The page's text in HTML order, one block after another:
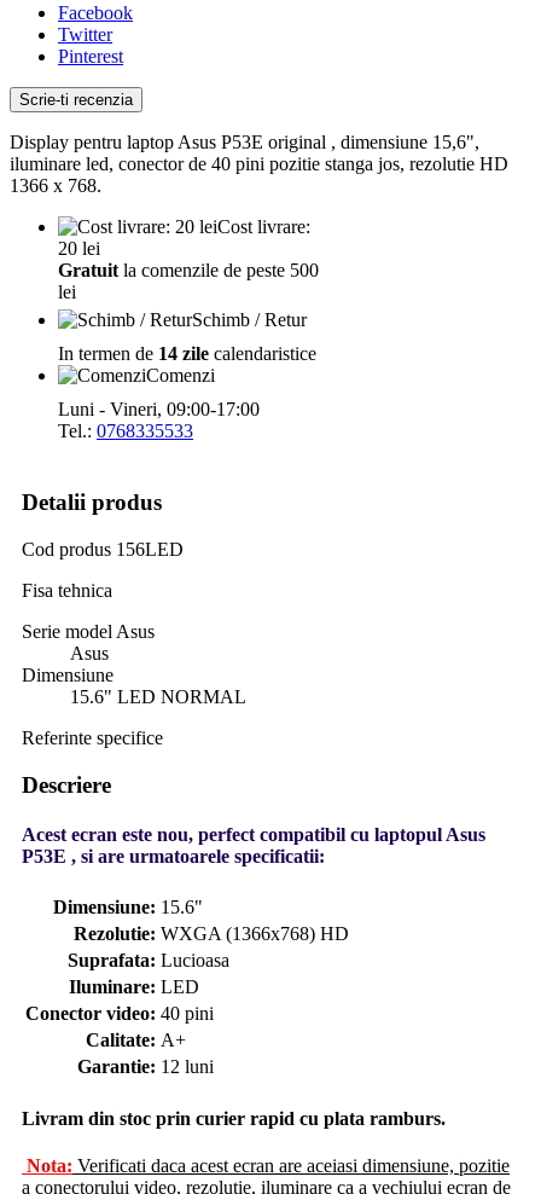
Facebook
Twitter
Pinterest
Scrie-ti recenzia
Display pentru laptop Asus P53E original , dimensiune 15,6",
iluminare led, conector de 40 pini pozitie stanga jos, rezolutie HD
1366 x 768.
Cost livrare:
20 lei
Gratuit la comenzile de peste 500
lei
Schimb / Retur
In termen de 14 zile calendaristice
Comenzi
Luni - Vineri, 09:00-17:00
Tel.: 0768335533
Detalii produs
Cod produs 156LED
Fisa tehnica
Serie model Asus
Asus
Dimensiune
15.6" LED NORMAL
Referinte specifice
Descriere
Acest ecran este nou, perfect compatibil cu laptopul Asus
P53E , si are urmatoarele specificatii:
Dimensiune: 15.6"
Rezolutie: WXGA (1366x768) HD
Suprafata: Lucioasa
Iluminare: LED
Conector video: 40 pini
Calitate: A+
Garantie: 12 luni
Livram din stoc prin curier rapid cu plata ramburs.
Nota: Verificati daca acest ecran are aceiasi dimensiune, pozitie
a conectorului video, rezolutie, iluminare ca a vechiului ecran de